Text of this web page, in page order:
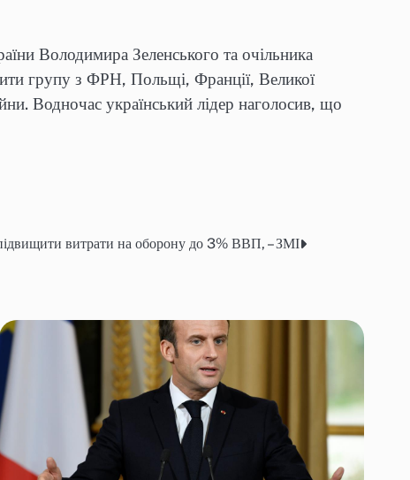
Володимира Зеленського та очільника
групу з ФРН, Польщі, Франції, Великої
Водночас український лідер наголосив, що
витрати на оборону до 3% ВВП, – ЗМІ